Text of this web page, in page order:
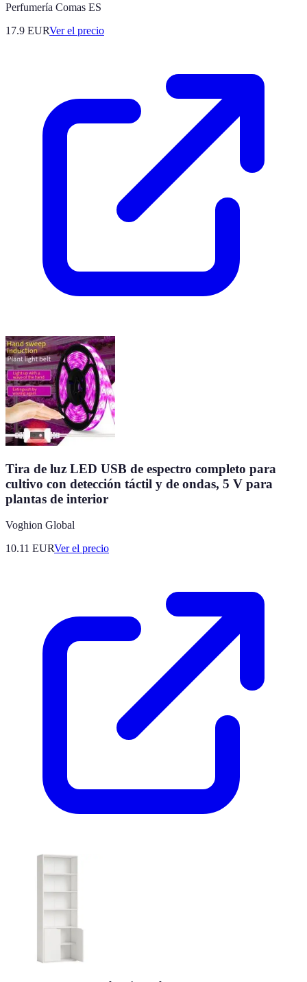
Perfumería Comas ES
17.9 EURVer el precio
Tira de luz LED USB de espectro completo para
cultivo con detección táctil y de ondas, 5 V para
plantas de interior
Voghion Global
10.11 EURVer el precio